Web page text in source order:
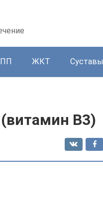
ЖКТ Суставы
В3)